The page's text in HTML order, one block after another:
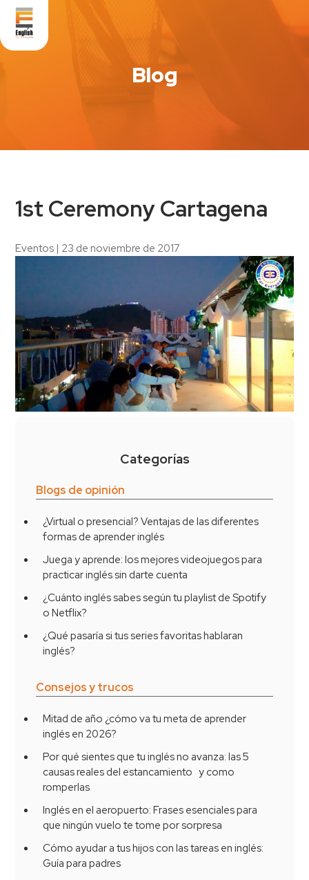
Blog
1st Ceremony Cartagena
Eventos | 23 de noviembre de 2017
Categorías
Blogs de opinión
¿Virtual o presencial? Ventajas de las diferentes
formas de aprender inglés
Juega y aprende: los mejores videojuegos para
practicar inglés sin darte cuenta
¿Cuánto inglés sabes según tu playlist de Spotify
o Netflix?
¿Qué pasaría si tus series favoritas hablaran
inglés?
Consejos y trucos
Mitad de año ¿cómo va tu meta de aprender
inglés en 2026?
Por qué sientes que tu inglés no avanza: las 5
causas reales del estancamiento y como
romperlas
Inglés en el aeropuerto: Frases esenciales para
que ningún vuelo te tome por sorpresa
Cómo ayudar a tus hijos con las tareas en inglés:
Guía para padres